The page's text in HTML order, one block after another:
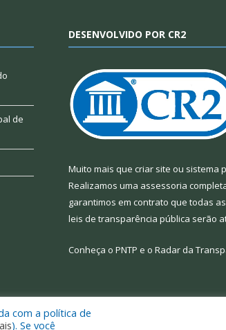
de
DESENVOLVIDO POR CR2
Muito mais que criar site ou sistema
Realizamos uma assessoria
garantimos em contrato que todas
leis de transparência pública serão
Conheça o PNTP e o Radar da
Mapa do Site
com a política de
). Se você